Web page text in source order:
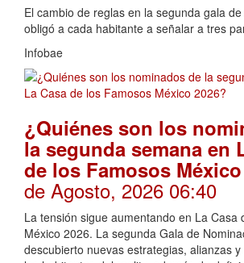
El cambio de reglas en la segunda gala
obligó a cada habitante a señalar a tres
Infobae
¿Quiénes son los
la segunda semana en
de los Famosos
de Agosto, 2026 06:40
La tensión sigue aumentando en La Casa
México 2026. La segunda Gala de
descubierto nuevas estrategias, alianzas